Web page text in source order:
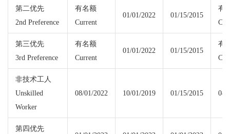
第二优先
2nd Preference
有名额
Current
01/01/2022 01/15/2015
有
第三优先
3rd Preference
有名额
Current
01/01/2022 01/15/2015
有
非技术工人
Unskilled
Worker
08/01/2022 10/01/2019 01/15/2015 08/
第四优先